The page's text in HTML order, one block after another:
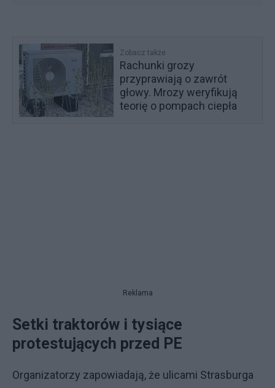
Zobacz także
Rachunki grozy
przyprawiają o zawrót
głowy. Mrozy weryfikują
teorię o pompach ciepła
Reklama
Setki traktorów i tysiące
protestujących przed PE
Organizatorzy zapowiadają, że ulicami Strasburga